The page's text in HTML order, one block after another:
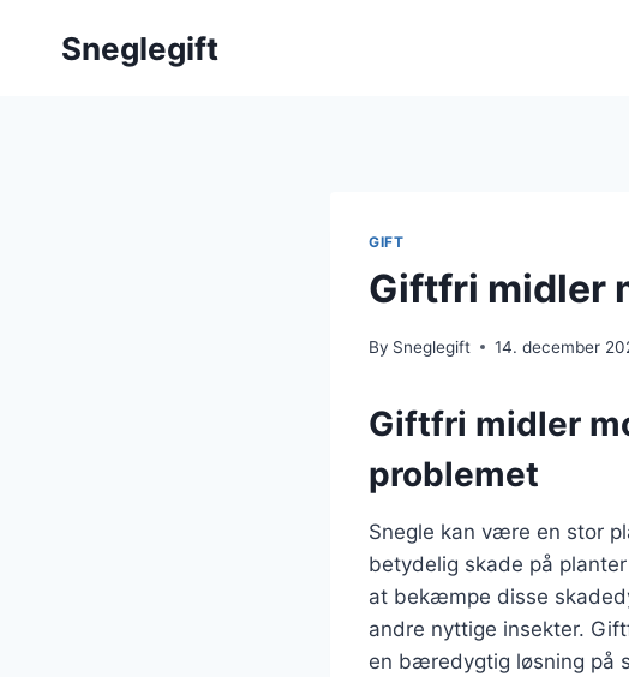
Sneglegift
GIFT
Giftfri midler
By Sneglegift 14. december
Giftfri midler
problemet
Snegle kan være en stor
betydelig skade på
at bekæmpe disse
andre nyttige insekter.
en bæredygtig løsning på